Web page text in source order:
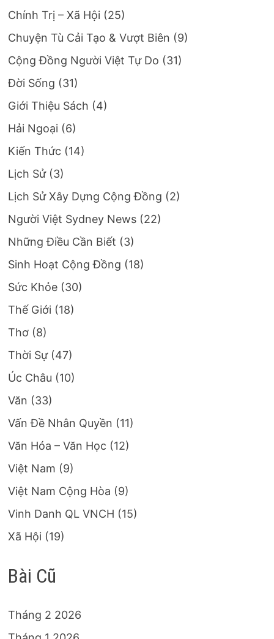
Chính Trị – Xã Hội (25)
Chuyện Tù Cải Tạo & Vượt Biên (9)
Cộng Đồng Người Việt Tự Do (31)
Đời Sống (31)
Giới Thiệu Sách (4)
Hải Ngoại (6)
Kiến Thức (14)
Lịch Sử(3)
Lịch Sử Xây Dựng Cộng Đồng (2)
Người Việt Sydney News (22)
Những Điều Cần Biết (3)
Sinh Hoạt Cộng Đồng (18)
Sức Khỏe (30)
Thế Giới (18)
Thơ (8)
Thời Sự(47)
Úc Châu (10)
Văn (33)
Vấn Đề Nhân Quyền (11)
Văn Hóa – Văn Học (12)
Việt Nam (9)
Việt Nam Cộng Hòa (9)
Vinh Danh QL VNCH (15)
Xã Hội (19)
Bài Cũ
Tháng 2 2026